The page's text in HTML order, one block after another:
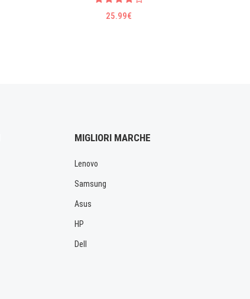
25.99€
MIGLIORI MARCHE
Lenovo
Samsung
Asus
HP
Dell